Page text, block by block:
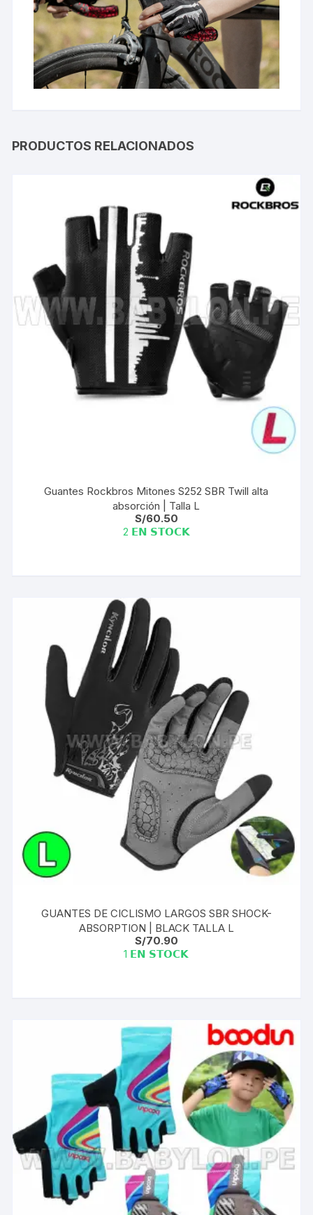
PRODUCTOS RELACIONADOS
Guantes Rockbros Mitones S252 SBR Twill alta
absorción | Talla L
S/60.50
2 𝗘𝗡 𝗦𝗧𝗢𝗖𝗞
GUANTES DE CICLISMO LARGOS SBR SHOCK-
ABSORPTION | BLACK TALLA L
S/70.90
1 𝗘𝗡 𝗦𝗧𝗢𝗖𝗞